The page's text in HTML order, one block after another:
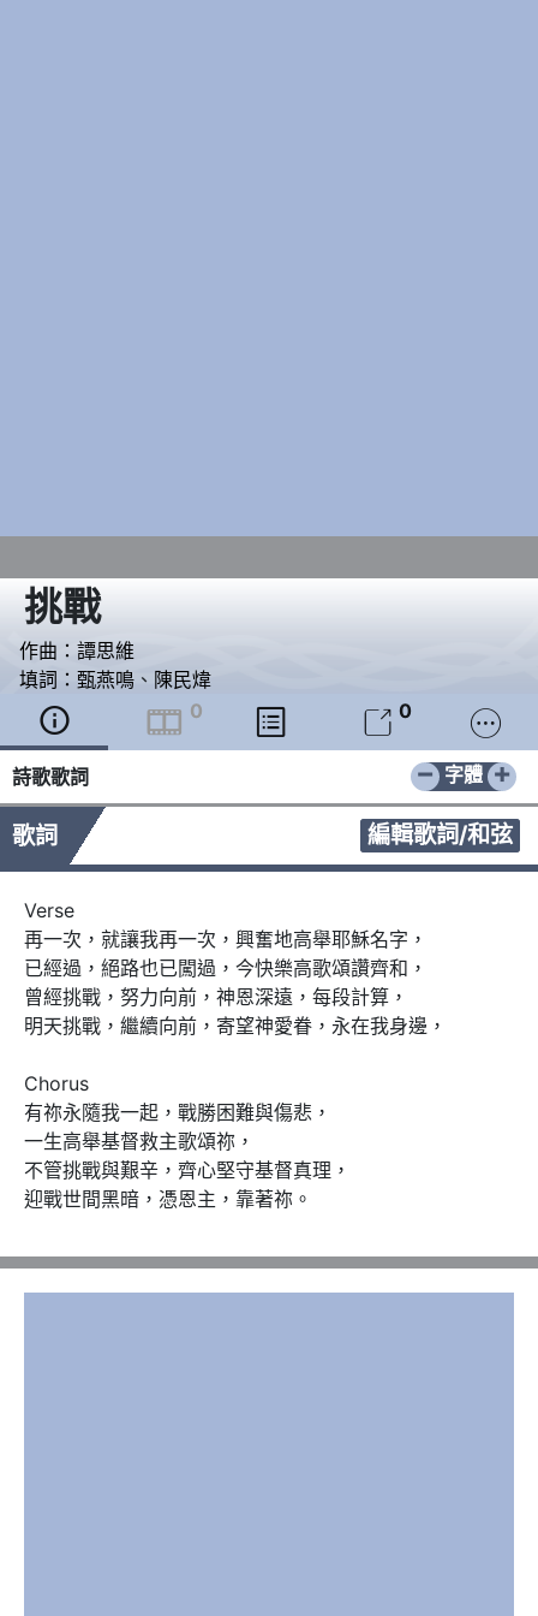
挑戰
作曲： 譚思維
填詞： 甄燕鳴 、 陳民煒
  0   0 
詩歌歌詞 − +
字體
歌詞 編輯歌詞/和弦
Verse
再一次，就讓我再一次，興奮地高舉耶穌名字，
已經過，絕路也已闖過，今快樂高歌頌讚齊和，
曾經挑戰，努力向前，神恩深遠，每段計算，
明天挑戰，繼續向前，寄望神愛眷，永在我身邊，
Chorus
有祢永隨我一起，戰勝困難與傷悲，
一生高舉基督救主歌頌祢，
不管挑戰與艱辛，齊心堅守基督真理，
迎戰世間黑暗，憑恩主，靠著祢。